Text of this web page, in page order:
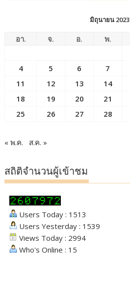
มิถุนายน 2023
อา. จ. อ. พ.
4
5 6 7
11
12 13 14
18
19 20 21
25
26 27 28
« พ.ค. ส.ค. »
สถิติจำนวนผู้เข้าชม
Users Today : 1513
Users Yesterday : 1539
Views Today : 2994
Who's Online : 15